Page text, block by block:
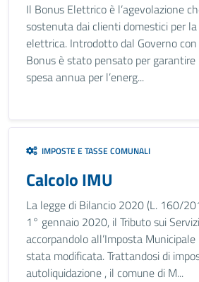
Il Bonus Elettrico è l’agevolazione
sostenuta dai clienti domestici per
elettrica. Introdotto dal Governo
Bonus è stato pensato per
spesa annua per l’energ...
IMPOSTE E TASSE COMUNALI
Calcolo IMU
La legge di Bilancio 2020 (L. 160/
1° gennaio 2020, il Tributo sui
accorpandolo all’Imposta
stata modificata. Trattandosi di
autoliquidazione , il comune di M...